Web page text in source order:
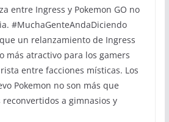
entre Ingress y Pokemon GO no
#MuchaGenteAndaDiciendo
un relanzamiento de Ingress
más atractivo para los gamers
entre facciones místicas. Los
Pokemon no son más que
a gimnasios y